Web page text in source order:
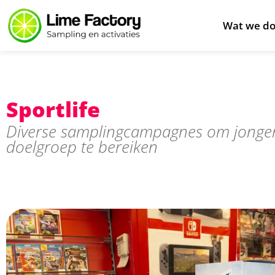
Wat we
Sportlife
Diverse samplingcampagnes om
doelgroep te bereiken